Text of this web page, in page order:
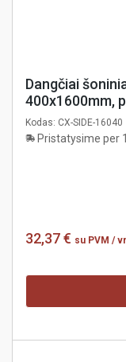
Dangčiai
400x1600mm,
Kodas: CX-SIDE-16040
Pristatysime per
32,37 € su PVM /